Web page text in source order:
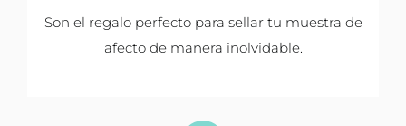
Son el regalo perfecto para sellar tu muestra de
afecto de manera inolvidable.